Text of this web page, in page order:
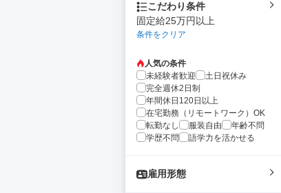
こだわり条件
固定給25万円以上
条件をクリア
人気の条件
未経験者歓迎
土日祝休み
完全週休2日制
年間休日120日以上
在宅勤務（リモートワーク）OK
転勤なし
服装自由
年齢不問
学歴不問
語学力を活かせる
雇用形態